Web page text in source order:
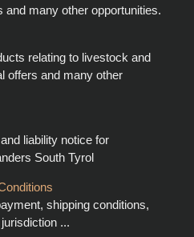
and many other opportunities.
relating to livestock and
offers and many other
liability notice for
South Tyrol
shipping conditions,
...